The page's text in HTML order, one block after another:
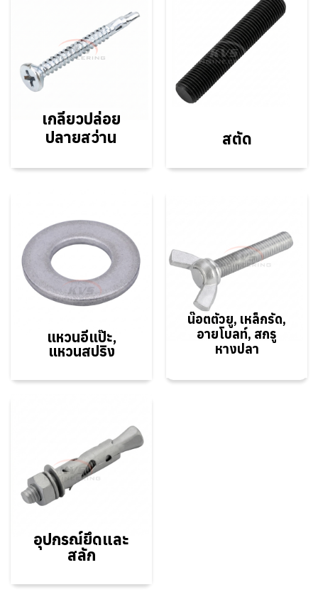
เกลียวปล่อย
ปลายสว่าน
สตัด
แหวนอีแป๊ะ,
แหวนสปริง
น๊อตตัวยู, เหล็กรัด,
อายโบลท์, สกรู
หางปลา
อุปกรณ์ยึดและ
สลัก